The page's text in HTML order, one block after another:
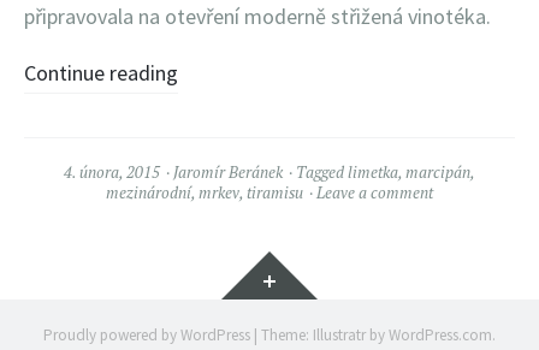
připravovala na otevření moderně střižená vinotéka.
Continue reading
4. února, 2015 Jaromír Beránek Taggedlimetka, marcipán,
mezinárodní, mrkev, tiramisu Leave a comment
Widgets
Proudly powered by WordPress | Theme: Illustratr byWordPress.com.